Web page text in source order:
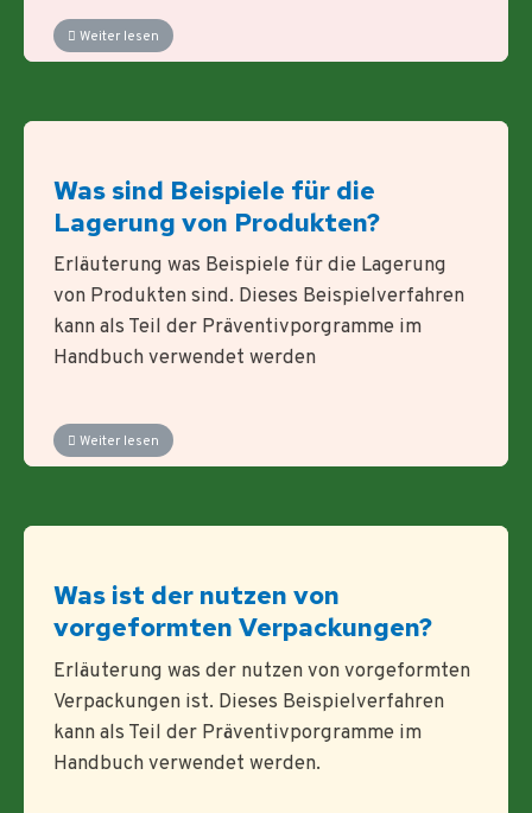
Weiter lesen
Was sind Beispiele für die
Lagerung von Produkten?
Erläuterung was Beispiele für die Lagerung
von Produkten sind. Dieses Beispielverfahren
kann als Teil der Präventivporgramme im
Handbuch verwendet werden
Weiter lesen
Was ist der nutzen von
vorgeformten Verpackungen?
Erläuterung was der nutzen von vorgeformten
Verpackungen ist. Dieses Beispielverfahren
kann als Teil der Präventivporgramme im
Handbuch verwendet werden.